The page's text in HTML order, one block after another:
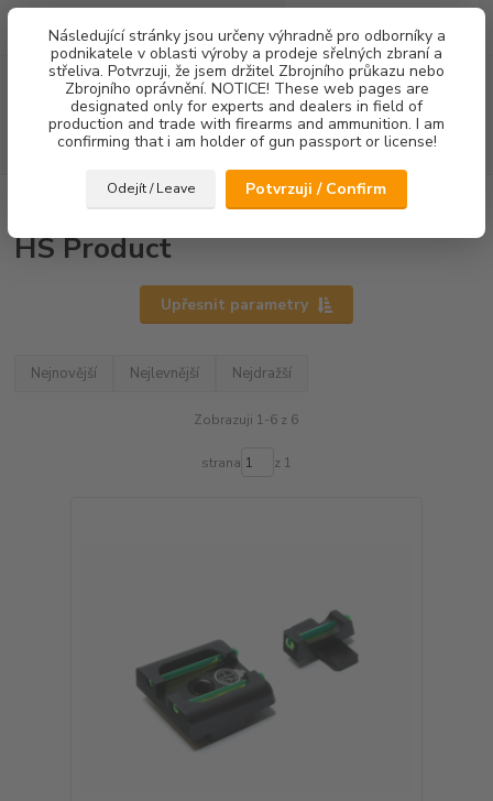
Následující stránky jsou určeny výhradně pro odborníky a
podnikatele v oblasti výroby a prodeje sřelných zbraní a
střeliva. Potvrzuji, že jsem držitel Zbrojního průkazu nebo
Zbrojního oprávnění. NOTICE! These web pages are
designated only for experts and dealers in field of
production and trade with firearms and ammunition. I am
confirming that i am holder of gun passport or license!
Odejít / Leave Potvrzuji / Confirm
Menu
Hledat
za0,00 Kč
HS Product
HS Product
Upřesnit parametry
Nejnovější Nejlevnější Nejdražší
Zobrazuji 1-6 z 6
strana z 1